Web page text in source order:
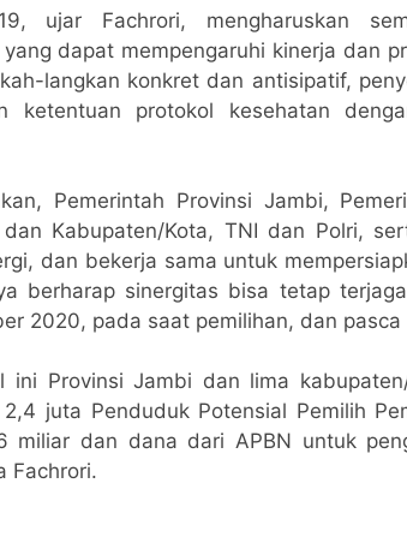
ujar Fachrori, mengharuskan
dapat mempengaruhi kinerja dan
langkan konkret dan antisipatif,
ketentuan protokol kesehatan
Pemerintah Provinsi Jambi,
Kabupaten/Kota, TNI dan Polri,
dan bekerja sama untuk
berharap sinergitas bisa tetap
2020, pada saat pemilihan, dan pasca
ini Provinsi Jambi dan lima
juta Penduduk Potensial Pemilih
miliar dan dana dari APBN untuk
Fachrori.